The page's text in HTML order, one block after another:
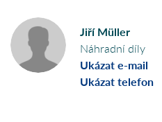
Jiří Müller
Náhradní díly
Ukázat e-mail
Ukázat telefon